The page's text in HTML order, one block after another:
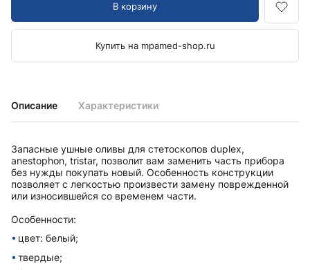
Описание Характеристики
Запасные ушные оливы для стетоскопов duplex,
anestophon, tristar, позволит вам заменить часть прибора
без нужды покупать новый. Особенность конструкции
позволяет с легкостью произвести замену поврежденной
или износившейся со временем части.
Особенности:
цвет: белый;
твердые;
В корзину
Купить на mpamed-shop.ru